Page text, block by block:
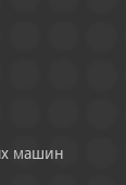
машин